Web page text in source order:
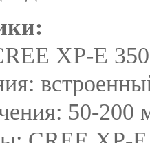
XP-E
50-200